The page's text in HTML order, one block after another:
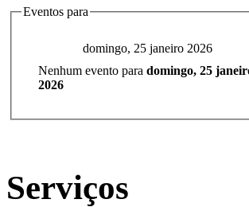
Eventos para
domingo, 25 janeiro 2026
Nenhum evento para domingo, 25
2026
Serviços